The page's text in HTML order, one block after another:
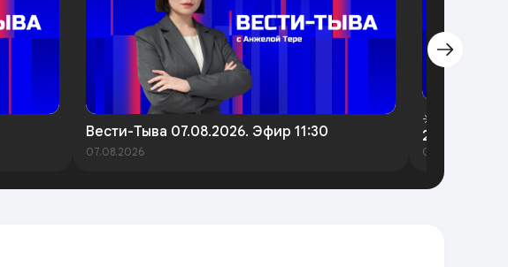
Вести-Тыва 07.08.2026. Эфир 11:30
07.08.2026
☀️Утренний
2026 года
07.08.2026